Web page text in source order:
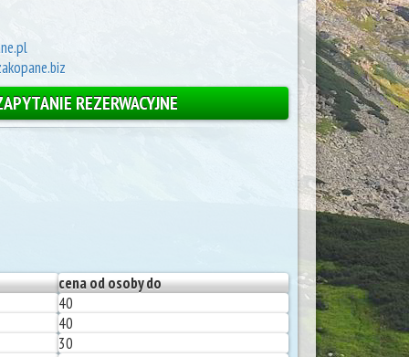
REZERWACYJNE
cena od osoby do
40
40
30